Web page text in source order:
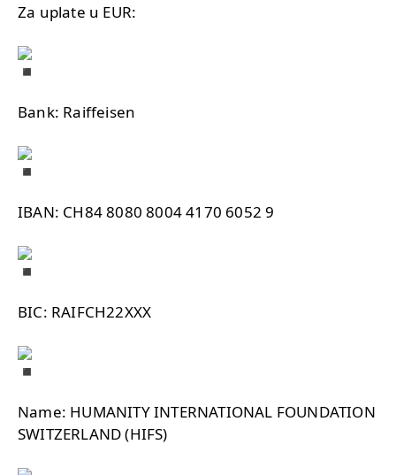
Za uplate u EUR:
Bank: Raiffeisen
IBAN: CH84 8080 8004 4170 6052 9
BIC: RAIFCH22XXX
Name: HUMANITY INTERNATIONAL FOUNDATION
SWITZERLAND (HIFS)